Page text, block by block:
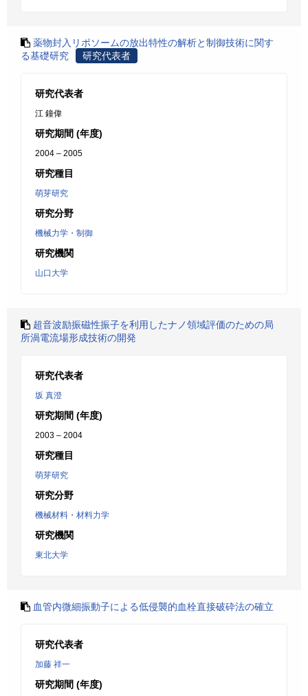
薬物封入リポソームの放出特性の解析と制御技術に関す
る基礎研究
研究代表者
研究代表者
江 鐘偉
研究期間 (年度)
2004 – 2005
研究種目
萌芽研究
研究分野
機械力学・制御
研究機関
山口大学
超音波励振磁性振子を利用したナノ領域評価のための局
所渦電流場形成技術の開発
研究代表者
坂 真澄
研究期間 (年度)
2003 – 2004
研究種目
萌芽研究
研究分野
機械材料・材料力学
研究機関
東北大学
血管内微細振動子による低侵襲的血栓直接破砕法の確立
研究代表者
加藤 祥一
研究期間 (年度)